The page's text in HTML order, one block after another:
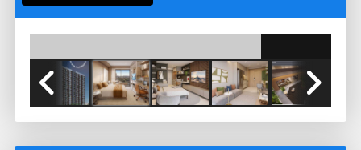
25m²
Previous Next